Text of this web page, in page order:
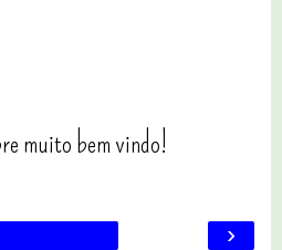
muito bem vindo!
›